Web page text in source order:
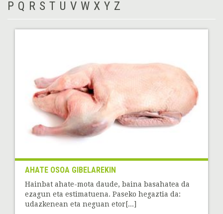
P Q R S T U V W X Y Z
AHATE OSOA GIBELAREKIN
Hainbat ahate-mota daude, baina basahatea da
ezagun eta estimatuena. Paseko hegaztia da:
udazkenean eta neguan etor[...]